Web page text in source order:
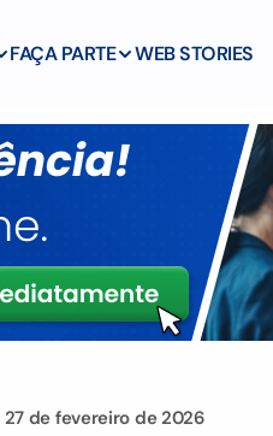
FAÇA PARTE WEB STORIES
27 de fevereiro de 2026